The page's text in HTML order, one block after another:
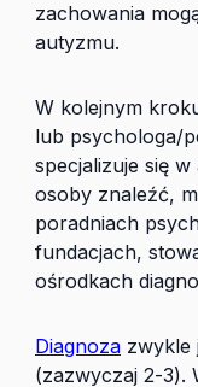
zachowania
autyzmu.
W kolejnym
lub psychologa/
specjalizuje się
osoby znaleźć,
poradniach
fundacjach,
ośrodkach
Diagnoza zwykle
(zazwyczaj 2-3).